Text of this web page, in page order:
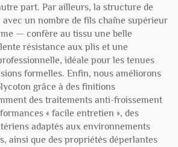
part. Par ailleurs, la structure de
un nombre de fils chaîne supérieur
— confère au tissu une belle
résistance aux plis et une
idéale pour les tenues
formelles. Enfin, nous améliorons
grâce à des finitions
des traitements anti-froissement
« facile entretien », des
adaptés aux environnements
ainsi que des propriétés déperlantes